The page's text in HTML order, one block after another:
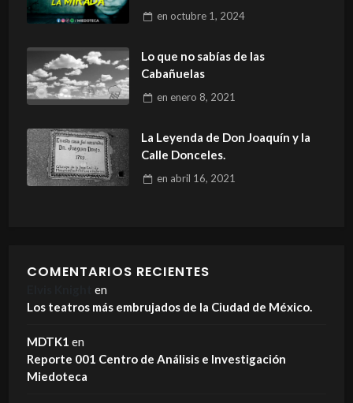
en octubre 1, 2024
Lo que no sabías de las
Cabañuelas
en enero 8, 2021
La Leyenda de Don Joaquín y la
Calle Donceles.
en abril 16, 2021
COMENTARIOS RECIENTES
en
Los teatros más embrujados de la Ciudad de México.
MDTK1 en
Reporte 001 Centro de Análisis e Investigación
Miedoteca